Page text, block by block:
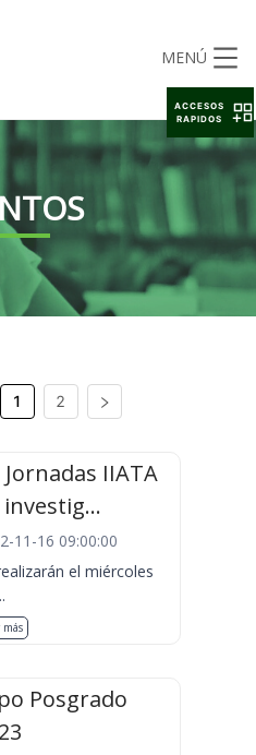
MENÚ
1 2
Jornadas IIATA
investig...
11-16 09:00:00
el miércoles
más
Posgrado
ACCESOS
RAPIDOS